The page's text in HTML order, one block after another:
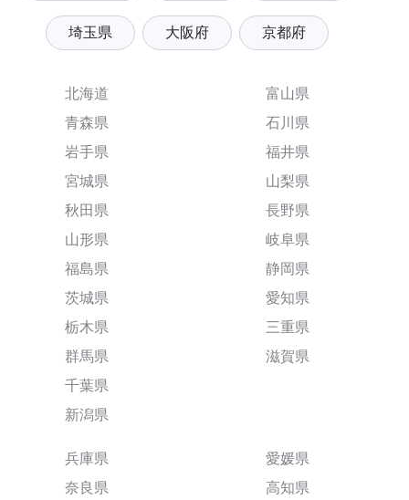
埼玉県 大阪府 京都府
北海道
青森県
岩手県
宮城県
秋田県
山形県
福島県
茨城県
栃木県
群馬県
千葉県
新潟県
富山県
石川県
福井県
山梨県
長野県
岐阜県
静岡県
愛知県
三重県
滋賀県
兵庫県
奈良県
愛媛県
高知県